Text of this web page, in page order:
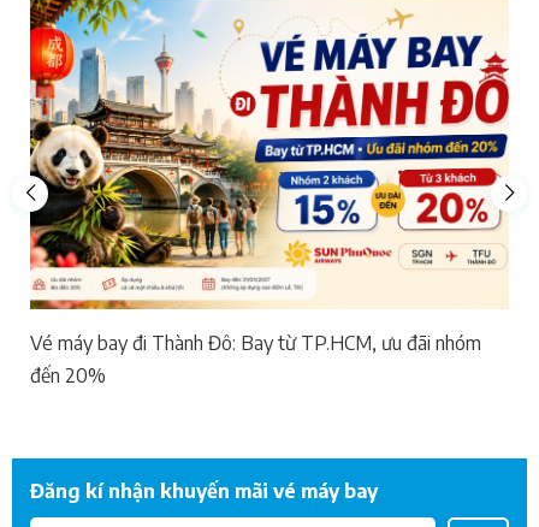
Vé máy bay đi Thành Đô: Bay từ TP.HCM, ưu đãi nhóm
đến 20%
Đăng kí nhận khuyến mãi vé máy bay